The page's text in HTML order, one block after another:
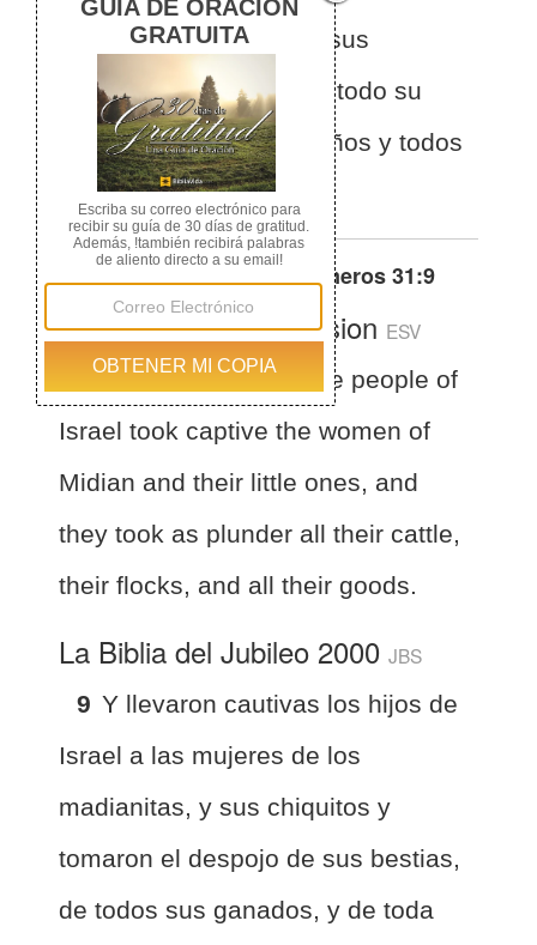
mujeres de Madián y a sus
pequeños; y saquearon todo su
ganado, todos sus rebaños y todos
sus bienes.
Otras traducciones deNúmeros 31:9
English Standard Version ESV
Numbers 31:9 And the people of
Israel took captive the women of
Midian and their little ones, and
they took as plunder all their cattle,
their flocks, and all their goods.
La Biblia del Jubileo 2000 JBS
9 Y llevaron cautivas los hijos de
Israel a las mujeres de los
madianitas, y sus chiquitos y
tomaron el despojo de sus bestias,
de todos sus ganados, y de toda